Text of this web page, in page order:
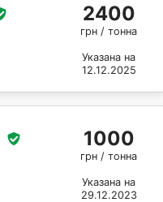
2400
грн / тонна
Указана на
12.12.2025
1000
грн / тонна
Указана на
29.12.2023